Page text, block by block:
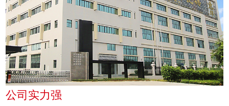
公司实力强